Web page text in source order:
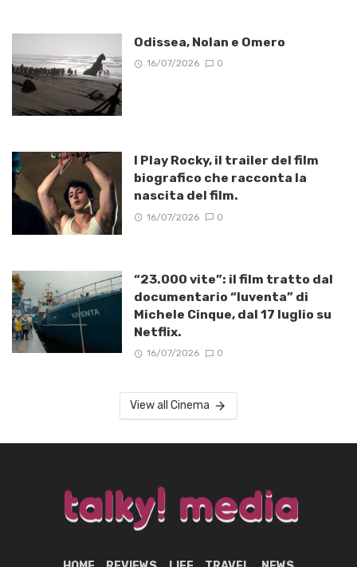
Odissea, Nolan e Omero
16/07/2026 0
I Play Rocky, il trailer del film
biografico che racconta la
nascita del film.
16/07/2026 0
“23.000 vite”: il film tratto dal
documentario “Iuventa” di
Michele Cinque, dal 17 luglio su
Netflix.
16/07/2026 0
View all Cinema